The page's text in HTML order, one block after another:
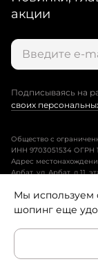
акции
Подписываясь на
своих
Общество с
ИНН 9703051534 ОГРН
Адрес
Арбат, ул. Арбат, д.11,
Пользовательское
Политика
Условия
Мы используем
шопинг еще